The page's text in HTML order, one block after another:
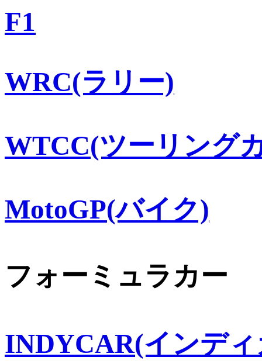
F1
WRC(ラリー)
WTCC(ツーリング
MotoGP(バイク)
フォーミュラカー
INDYCAR(インデ